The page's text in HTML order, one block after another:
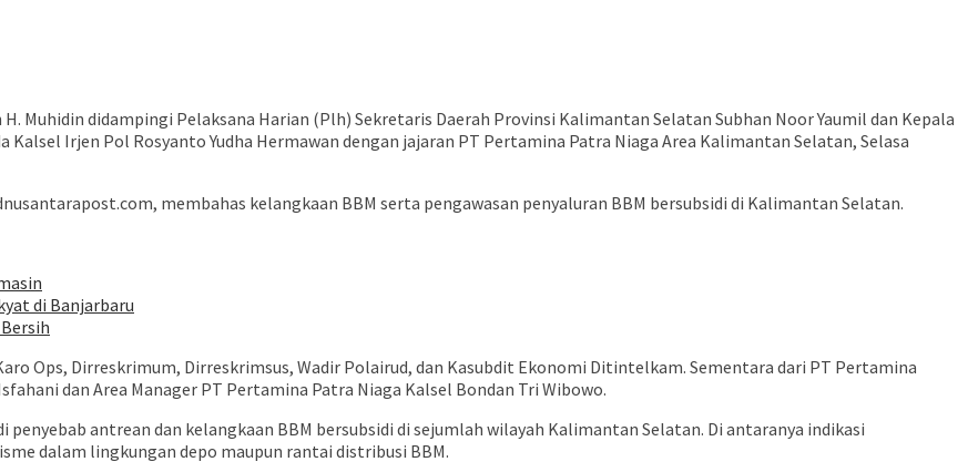
Muhidin didampingi Pelaksana Harian (Plh) Sekretaris Daerah Provinsi Kalimantan Selatan Subhan Noor Yaumil dan Kepala
Irjen Pol Rosyanto Yudha Hermawan dengan jajaran PT Pertamina Patra Niaga Area Kalimantan Selatan, Selasa
membahas kelangkaan BBM serta pengawasan penyaluran BBM bersubsidi di Kalimantan Selatan.
di Banjarbaru
Ops, Dirreskrimum, Dirreskrimsus, Wadir Polairud, dan Kasubdit Ekonomi Ditintelkam. Sementara dari PT Pertamina
dan Area Manager PT Pertamina Patra Niaga Kalsel Bondan Tri Wibowo.
antrean dan kelangkaan BBM bersubsidi di sejumlah wilayah Kalimantan Selatan. Di antaranya indikasi
dalam lingkungan depo maupun rantai distribusi BBM.